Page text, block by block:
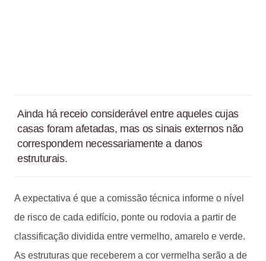
Ainda há receio considerável entre aqueles cujas
casas foram afetadas, mas os sinais externos não
correspondem necessariamente a danos
estruturais.
A expectativa é que a comissão técnica informe o nível
de risco de cada edifício, ponte ou rodovia a partir de
classificação dividida entre vermelho, amarelo e verde.
As estruturas que receberem a cor vermelha serão a de